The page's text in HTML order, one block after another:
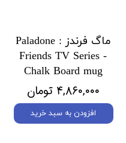
ماگ فرندز Paladone :
Friends TV Series -
Chalk Board mug
۴,۸۶۰,۰۰۰ تومان
افزودن به سبد خرید